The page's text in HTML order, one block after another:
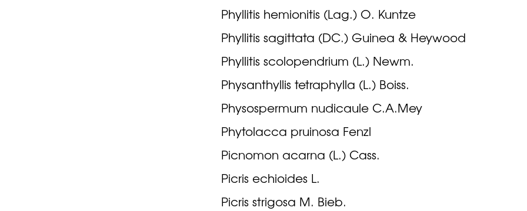
Phyllitis hemionitis (Lag.) O. Kuntze
Phyllitis sagittata (DC.) Guinea & Heywood
Phyllitis scolopendrium (L.) Newm.
Physanthyllis tetraphylla (L.) Boiss.
Physospermum nudicaule C.A.Mey
Phytolacca pruinosa Fenzl
Picnomon acarna (L.) Cass.
Picris echioides L.
Picris strigosa M. Bieb.